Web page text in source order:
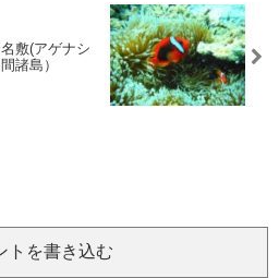
敷(アゲナシ
諸島）
トを書き込む